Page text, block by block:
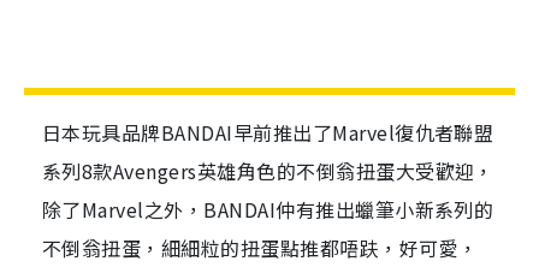
日本玩具品牌BANDAI早前推出了Marvel復仇者聯盟
系列8款Avengers英雄角色的不倒翁扭蛋大受歡迎，
除了Marvel之外，BANDAI仲有推出蠟筆小新系列的
不倒翁扭蛋，細細粒的扭蛋點推都唔趺，好可愛，